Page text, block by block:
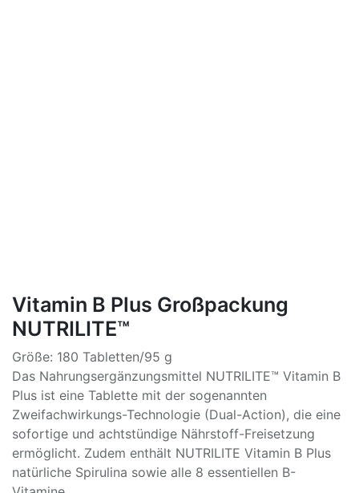
Vitamin B Plus Großpackung
NUTRILITE™
Größe: 180 Tabletten/95 g
Das Nahrungsergänzungsmittel NUTRILITE™ Vitamin B
Plus ist eine Tablette mit der sogenannten
Zweifachwirkungs-Technologie (Dual-Action), die eine
sofortige und achtstündige Nährstoff-Freisetzung
ermöglicht. Zudem enthält NUTRILITE Vitamin B Plus
natürliche Spirulina sowie alle 8 essentiellen B-